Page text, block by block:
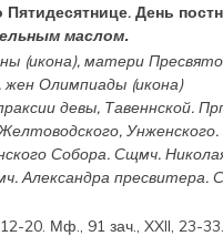
День
маслом.
(икона), матери
жен Олимпиады(икона)
девы, Тавеннской.
Унженского.
Собора. Сщмч.
Александрапресвитера.
20. Мф., 91 зач., XXII, 23-33.